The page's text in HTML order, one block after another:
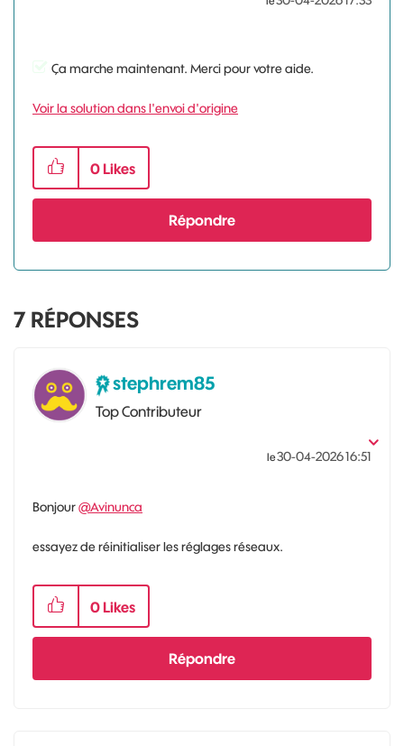
Ça marche maintenant. Merci pour votre aide.
Voir la solution dans l'envoi d'origine
0 Likes
Répondre
7 RÉPONSES
stephrem85
Top Contributeur
le‎30-04-202616:51
Bonjour@Avinunca
essayez de réinitialiser les réglages réseaux.
0 Likes
Répondre